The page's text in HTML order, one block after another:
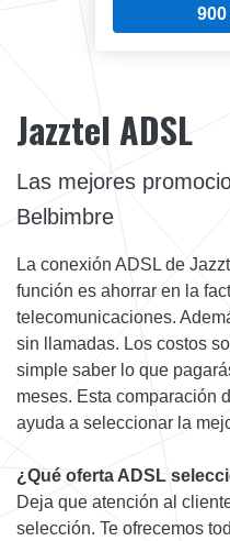
900
Jazztel ADSL
Las mejores
Belbimbre
La conexión ADSL de
función es ahorrar en la
telecomunicaciones.
sin llamadas. Los costos
simple saber lo que
meses. Esta comparación
ayuda a seleccionar la
¿Qué oferta ADSL
Deja que atención al
selección. Te ofrecemos